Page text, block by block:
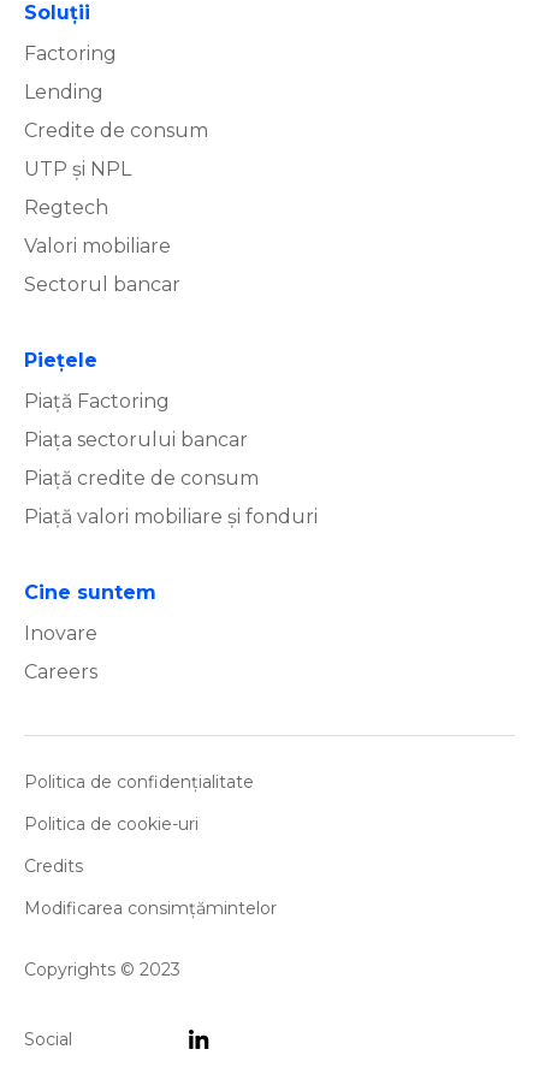
Soluţii
Factoring
Lending
Credite de consum
UTP și NPL
Regtech
Valori mobiliare
Sectorul bancar
Piețele
Piață Factoring
Piața sectorului bancar
Piață credite de consum
Piață valori mobiliare și fonduri
Cine suntem
Inovare
Careers
Politica de confidențialitate
Politica de cookie-uri
Credits
Modificarea consimțămintelor
Copyrights © 2023
Social